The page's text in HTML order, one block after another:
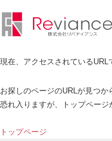
現在、アクセスされているURL
お探しのページのURLが見つか
恐れ入りますが、トップページ
トップページ